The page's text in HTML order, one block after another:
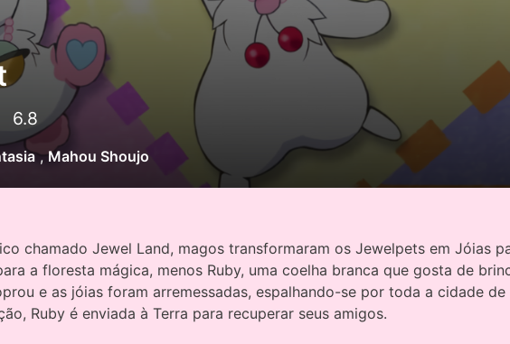
6.8
,Mahou Shoujo
chamado Jewel Land, magos transformaram os Jewelpets em Jóias
a floresta mágica, menos Ruby, uma coelha branca que gosta de
e as jóias foram arremessadas, espalhando-se por toda a cidade de
Ruby é enviada à Terra para recuperar seus amigos.